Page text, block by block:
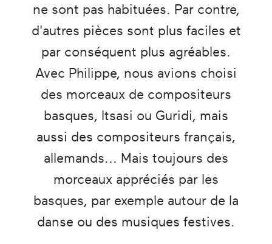
ne sont pas habituées. Par contre,
d'autres pièces sont plus faciles et
par conséquent plus agréables.
Avec Philippe, nous avions choisi
des morceaux de compositeurs
basques, Itsasi ou Guridi, mais
aussi des compositeurs français,
allemands... Mais toujours des
morceaux appréciés par les
basques, par exemple autour de la
danse ou des musiques festives.